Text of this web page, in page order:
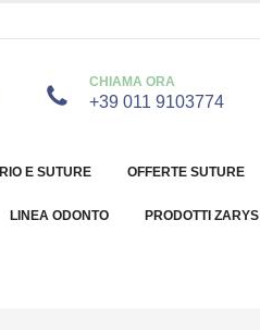
CHIAMA ORA
+39 011 9103774
E SUTURE OFFERTE SUTURE
LINEA ODONTO PRODOTTI ZARYS